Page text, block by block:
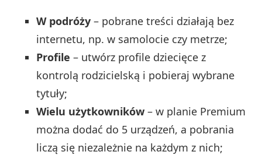
W podróży – pobrane treści działają bez
internetu, np. w samolocie czy metrze;
Profile – utwórz profile dziecięce z
kontrolą rodzicielską i pobieraj wybrane
tytuły;
Wielu użytkowników – w planie Premium
można dodać do 5 urządzeń, a pobrania
liczą się niezależnie na każdym z nich;